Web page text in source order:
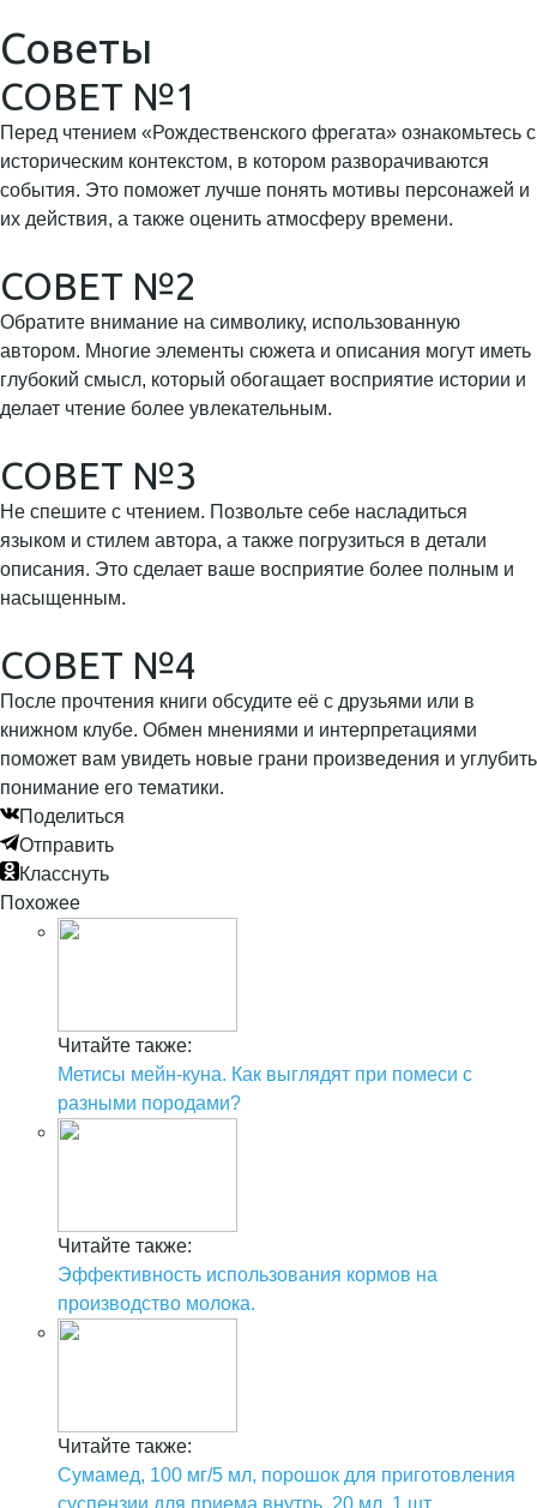
Советы
СОВЕТ №1
Перед чтением «Рождественского фрегата» ознакомьтесь с
историческим контекстом, в котором разворачиваются
события. Это поможет лучше понять мотивы персонажей и
их действия, а также оценить атмосферу времени.
СОВЕТ №2
Обратите внимание на символику, использованную
автором. Многие элементы сюжета и описания могут иметь
глубокий смысл, который обогащает восприятие истории и
делает чтение более увлекательным.
СОВЕТ №3
Не спешите с чтением. Позвольте себе насладиться
языком и стилем автора, а также погрузиться в детали
описания. Это сделает ваше восприятие более полным и
насыщенным.
СОВЕТ №4
После прочтения книги обсудите её с друзьями или в
книжном клубе. Обмен мнениями и интерпретациями
поможет вам увидеть новые грани произведения и углубить
понимание его тематики.
Поделиться
Отправить
Класснуть
Похожее
Читайте также:
Метисы мейн-куна. Как выглядят при помеси с
разными породами?
Читайте также:
Эффективность использования кормов на
производство молока.
Читайте также:
Сумамед, 100 мг/5 мл, порошок для приготовления
суспензии для приема внутрь, 20 мл, 1 шт.